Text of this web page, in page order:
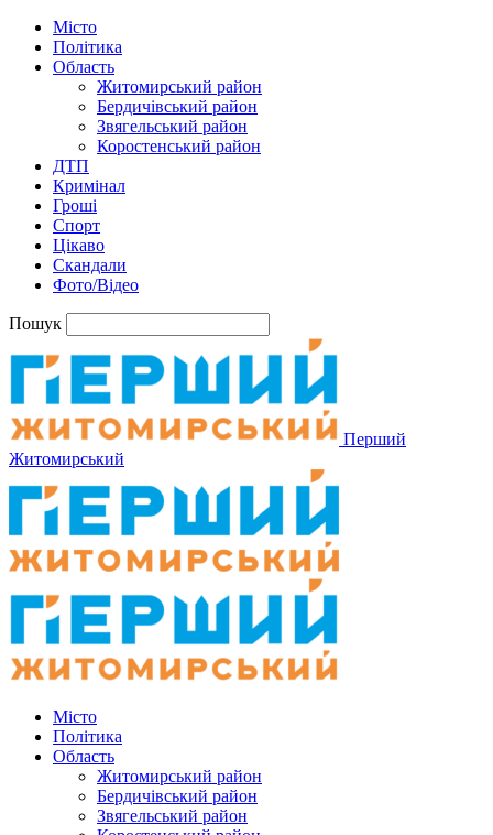
Місто
Політика
Область
Житомирський район
Бердичівський район
Звягельський район
Коростенський район
ДТП
Кримінал
Гроші
Спорт
Цікаво
Скандали
Фото/Відео
Пошук
Перший
Житомирський
Місто
Політика
Область
Житомирський район
Бердичівський район
Звягельський район